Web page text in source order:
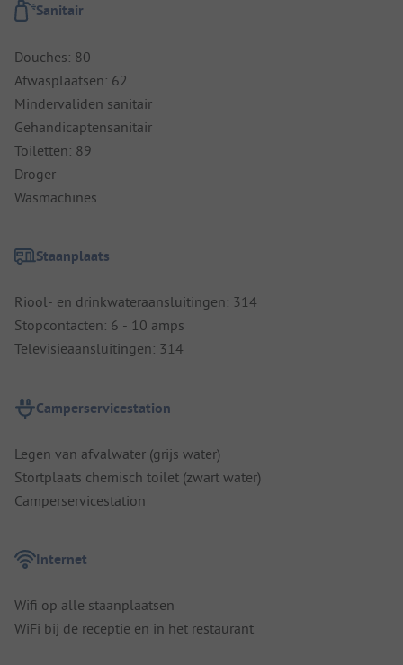
Sanitair
Douches: 80
Afwasplaatsen: 62
Mindervaliden sanitair
Gehandicaptensanitair
Toiletten: 89
Droger
Wasmachines
Staanplaats
Riool- en drinkwateraansluitingen: 314
Stopcontacten: 6 - 10 amps
Televisieaansluitingen: 314
Camperservicestation
Legen van afvalwater (grijs water)
Stortplaats chemisch toilet (zwart water)
Camperservicestation
Internet
Wifi op alle staanplaatsen
WiFi bij de receptie en in het restaurant